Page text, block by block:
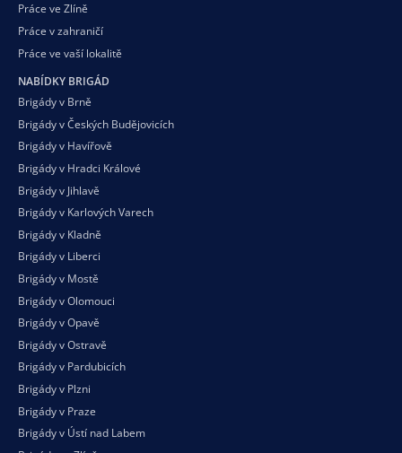
Práce ve Zlíně
Práce v zahraničí
Práce ve vaší lokalitě
NABÍDKY BRIGÁD
Brigády v Brně
Brigády v Českých Budějovicích
Brigády v Havířově
Brigády v Hradci Králové
Brigády v Jihlavě
Brigády v Karlových Varech
Brigády v Kladně
Brigády v Liberci
Brigády v Mostě
Brigády v Olomouci
Brigády v Opavě
Brigády v Ostravě
Brigády v Pardubicích
Brigády v Plzni
Brigády v Praze
Brigády v Ústí nad Labem